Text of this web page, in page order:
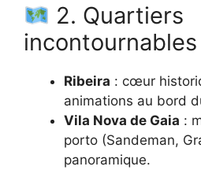
2. Quartiers
incontournables
Ribeira : cœur
animations au bord
Vila Nova de Gaia :
porto (Sandeman,
panoramique.